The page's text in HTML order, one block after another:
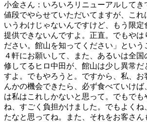
小金さん：いろいろリニューアルしてき
値段でやらせていただいてますが、これ
いうわけじゃないんですけど、もう限定
提供できないんですよ。正直。でもやは
ださい。館山を知ってください」とい
４軒にお願いして、また、あるいは全
修してるヒロ中田が、館山は少し異常だ
すよ。でもやろうと。ですから、私、お
んかの機会できたら、必ず食べていけば
は私はこれしかないと思って。でもでも
ね、すごく負担かけました。でもよくね
たなと思ってね。また、それをお客さん